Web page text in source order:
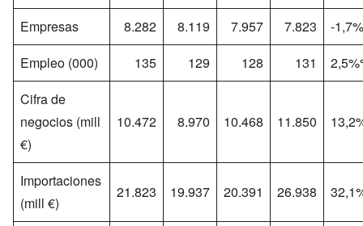
Empresas 8.282 8.119 7.957 7.823
-1,7%
Empleo (000)
135 129 128 131
Cifra de
negocios (mill
€)
10.472 8.970 10.468 11.850
Importaciones
(mill €)
21.823 19.937 20.391 26.938